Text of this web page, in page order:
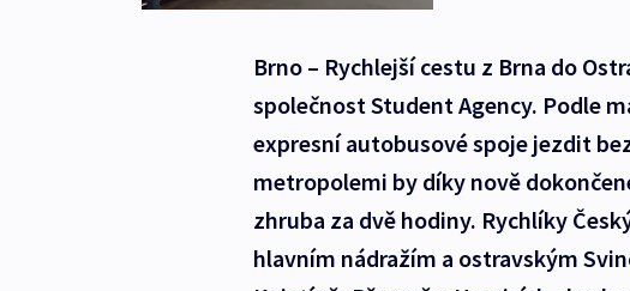
Brno – Rychlejší cestu z Brna do
společnost Student Agency. Podle
expresní autobusové spoje jezdit
metropolemi by díky nově
zhruba za dvě hodiny. Rychlíky
hlavním nádražím a ostravským